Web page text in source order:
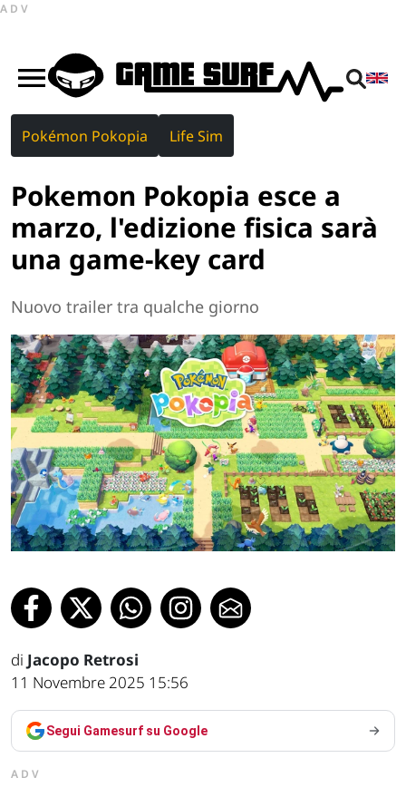
ADV
Pokémon Pokopia Life Sim
Pokemon Pokopia esce a
marzo, l'edizione fisica sarà
una game-key card
Nuovo trailer tra qualche giorno
di Jacopo Retrosi
11 Novembre 2025 15:56
Segui Gamesurf su Google
ADV